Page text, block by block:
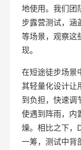
地使用。我们团
步露营测试，涵
等场景，观察这
现。
在短途徒步场景
其轻量化设计让
到负担，快速调
使遇到阵雨，内
燥。相比之下，
一筹，测试中背